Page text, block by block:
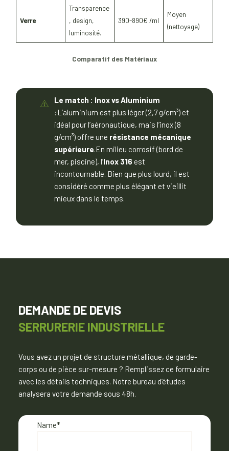
Verre
Transparence
, design,
luminosité.
390-890€ /ml
Moyen
(nettoyage)
Comparatif des Matériaux
Le match : Inox vs Aluminium
:L’aluminium est plus léger (2,7 g/cm³) et
idéal pour l’aéronautique, mais l’inox (8
g/cm³) offre une résistance mécanique
supérieure.En milieu corrosif (bord de
mer, piscine), l’Inox 316 est
incontournable. Bien que plus lourd, il est
considéré comme plus élégant et vieillit
mieux dans le temps.
DEMANDE DE DEVIS
SERRURERIE INDUSTRIELLE
Vous avez un projet de structure métallique, de garde-
corps ou de pièce sur-mesure ? Remplissez ce formulaire
avec les détails techniques. Notre bureau d’études
analysera votre demande sous 48h.
Name*